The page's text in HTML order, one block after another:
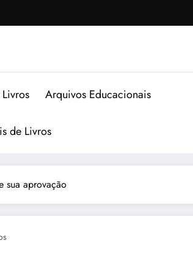
Arquivos Educacionais
de Livros
sua aprovação